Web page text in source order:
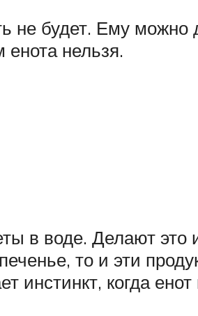
не будет. Ему
енота нельзя.
в воде. Делают это
то и эти
инстинкт, когда